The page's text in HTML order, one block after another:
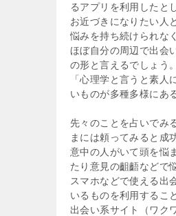
るアプリを利用したと
お近づきになりたい人
悩みを持ち続けられな
ほぼ自分の周辺で出会
の形と言えるでしょう。
「心理学と言うと素
いものが多種多様にあ
先々のことを占いでみ
まには頼ってみると成
意中の人がいて頭を悩
たり意見の齟齬などで
スマホなどで使える出
いるものを利用するこ
出会い系サイト（ワク